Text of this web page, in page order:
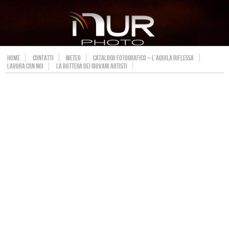
HOME CONTATTI METEO
CATALOGO FOTOGRAFICO – L’AQUILA RIFLESSA
LAVORA CON NOI
LA BOTTEGA DEI GIOVANI ARTISTI